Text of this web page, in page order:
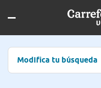
Modifica tu búsqueda